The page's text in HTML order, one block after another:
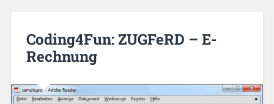
Coding4Fun: ZUGFeRD – E-
Rechnung